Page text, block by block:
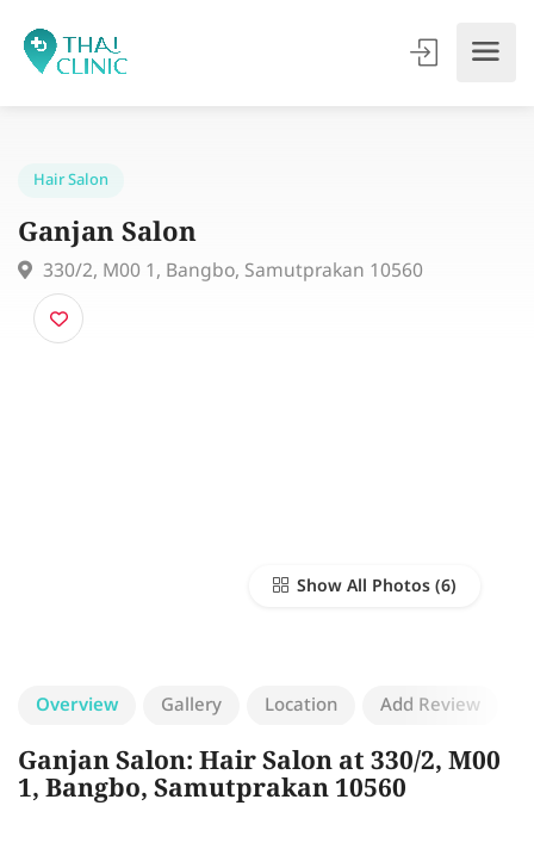
Ganjan Salon
330/2, M00 1, Bangbo, Samutprakan 10560
Show All Photos
Overview Gallery Location Add Review
Ganjan Salon: Hair Salon at 330/2, M00
1, Bangbo, Samutprakan 10560